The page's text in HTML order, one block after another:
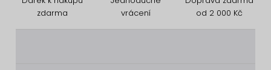
zdarma
vrácení
od 2 000 Kč